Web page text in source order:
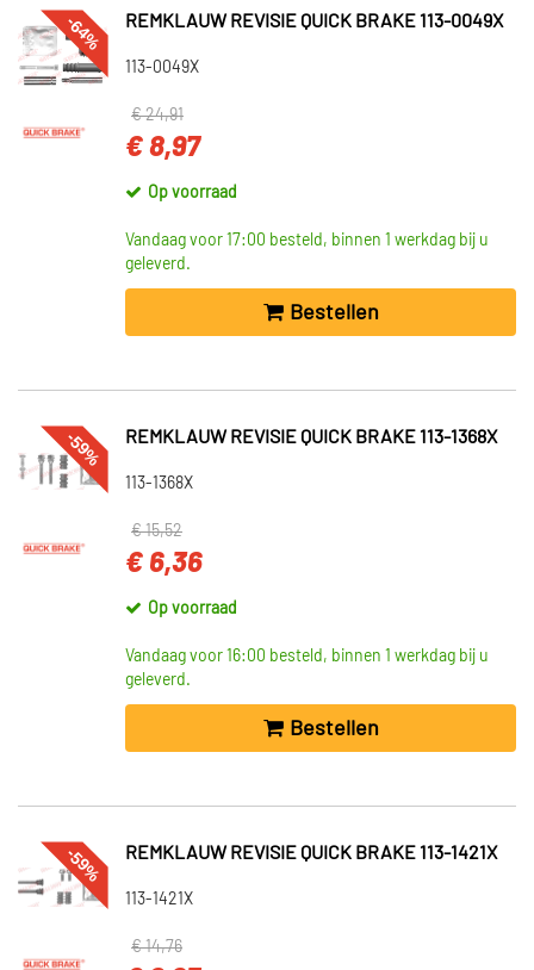
-64% REMKLAUW REVISIE QUICK BRAKE 113-0049X
113-0049X
€ 24,91
€ 8,97
Op voorraad
Vandaag voor 17:00 besteld, binnen 1 werkdag bij u
geleverd.
Bestellen
-59% REMKLAUW REVISIE QUICK BRAKE 113-1368X
113-1368X
€ 15,52
€ 6,36
Op voorraad
Vandaag voor 16:00 besteld, binnen 1 werkdag bij u
geleverd.
Bestellen
-59% REMKLAUW REVISIE QUICK BRAKE 113-1421X
113-1421X
€ 14,76